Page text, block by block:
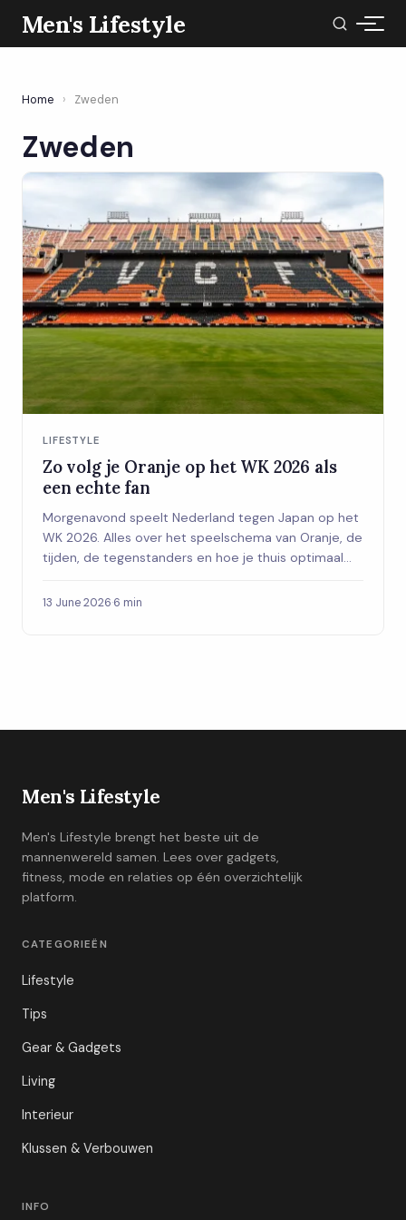
Men's Lifestyle
Home › Zweden
Zweden
LIFESTYLE
Zo volg je Oranje op het WK 2026 als
een echte fan
Morgenavond speelt Nederland tegen Japan op het
WK 2026. Alles over het speelschema van Oranje, de
tijden, de tegenstanders en hoe je thuis optimaal
13 June 2026·6 min
Men's Lifestyle
Men's Lifestyle brengt het beste uit de
mannenwereld samen. Lees over gadgets,
fitness, mode en relaties op één overzichtelijk
platform.
CATEGORIEËN
Lifestyle
Tips
Gear & Gadgets
Living
Interieur
Klussen & Verbouwen
INFO